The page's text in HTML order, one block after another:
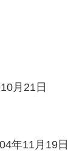
月21日
年11月19日